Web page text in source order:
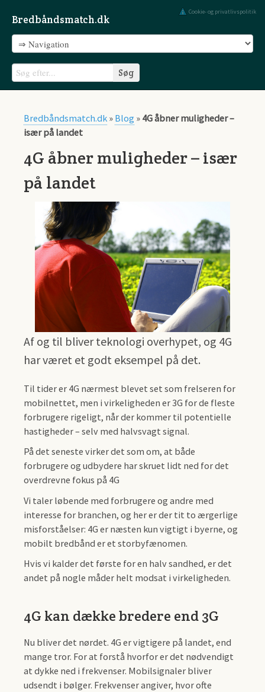
Bredbåndsmatch.dk
Cookie- og privatlivspolitik
Bredbåndsmatch.dk » Blog » 4G åbner muligheder –
især på landet
4G åbner muligheder – især
på landet
Af og til bliver teknologi overhypet, og 4G
har været et godt eksempel på det.
Til tider er 4G nærmest blevet set som frelseren for
mobilnettet, men i virkeligheden er 3G for de fleste
forbrugere rigeligt, når der kommer til potentielle
hastigheder – selv med halvsvagt signal.
På det seneste virker det som om, at både
forbrugere og udbydere har skruet lidt ned for det
overdrevne fokus på 4G
Vi taler løbende med forbrugere og andre med
interesse for branchen, og her er der tit to ærgerlige
misforståelser: 4G er næsten kun vigtigt i byerne, og
mobilt bredbånd er et storbyfænomen.
Hvis vi kalder det første for en halv sandhed, er det
andet på nogle måder helt modsat i virkeligheden.
4G kan dække bredere end 3G
Nu bliver det nørdet. 4G er vigtigere på landet, end
mange tror. For at forstå hvorfor er det nødvendigt
at dykke ned i frekvenser. Mobilsignaler bliver
udsendt i bølger. Frekvenser angiver, hvor ofte